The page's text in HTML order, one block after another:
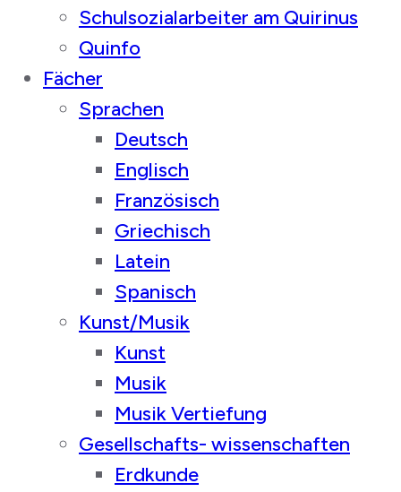
Schulsozialarbeiter am Quirinus
Quinfo
Fächer
Sprachen
Deutsch
Englisch
Französisch
Griechisch
Latein
Spanisch
Kunst/Musik
Kunst
Musik
Musik Vertiefung
Gesellschafts- wissenschaften
Erdkunde